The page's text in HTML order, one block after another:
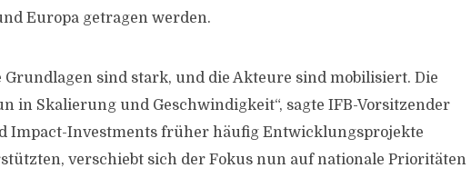
Europa getragen werden.
Grundlagen sind stark, und die Akteure sind mobilisiert. Die
in Skalierung und Geschwindigkeit“, sagte IFB-Vorsitzender
Impact-Investments früher häufig Entwicklungsprojekte
verschiebt sich der Fokus nun auf nationale Prioritäten